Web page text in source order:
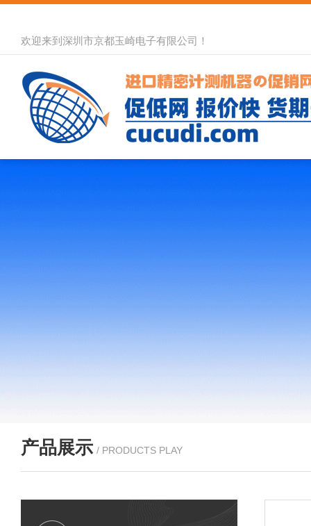
欢迎来到深圳市京都玉崎电子有限公司！
产品展示 / PRODUCTS PLAY